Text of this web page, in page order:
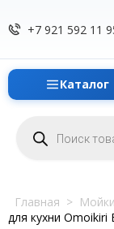
+7 921 592 11
Каталог
товаров
Главная >
для кухни